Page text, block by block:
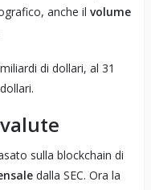
anche il volume
di dollari, al 31
sulla blockchain di
dalla SEC. Ora la